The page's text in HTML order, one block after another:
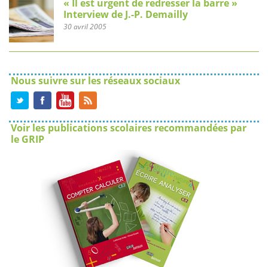
« Il est urgent de redresser la barre »
Interview de J.-P. Demailly
30 avril 2005
Nous suivre sur les réseaux sociaux
Voir les publications scolaires recommandées par
le GRIP